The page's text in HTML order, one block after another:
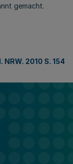
gemacht.
NRW. 2010 S. 154